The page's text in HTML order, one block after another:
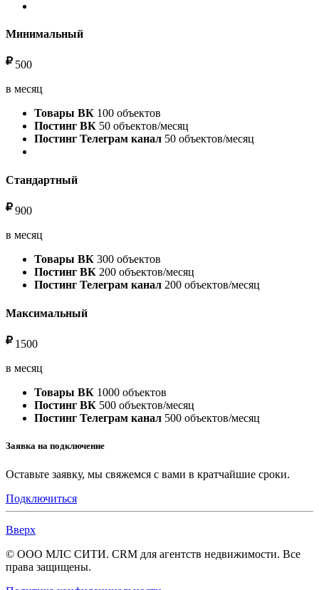
Минимальный
500
в месяц
Товары ВК 100 объектов
Постинг ВК 50 объектов/месяц
Постинг Телеграм канал 50 объектов/месяц
Стандартный
900
в месяц
Товары ВК 300 объектов
Постинг ВК 200 объектов/месяц
Постинг Телеграм канал 200 объектов/месяц
Максимальный
1500
в месяц
Товары ВК 1000 объектов
Постинг ВК 500 объектов/месяц
Постинг Телеграм канал 500 объектов/месяц
Заявка на подключение
Оставьте заявку, мы свяжемся с вами в кратчайшие сроки.
Подключиться
Вверх
© ООО МЛС СИТИ. CRM для агентств недвижимости. Все
права защищены.